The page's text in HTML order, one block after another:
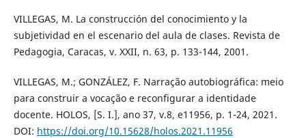
VILLEGAS, M. La construcción del conocimiento y la
subjetividad en el escenario del aula de clases. Revista de
Pedagogia, Caracas, v. XXII, n. 63, p. 133-144, 2001.
VILLEGAS, M.; GONZÁLEZ, F. Narração autobiográfica: meio
para construir a vocação e reconfigurar a identidade
docente. HOLOS, [S. I.], ano 37, v.8, e11956, p. 1-24, 2021.
DOI: https://doi.org/10.15628/holos.2021.11956